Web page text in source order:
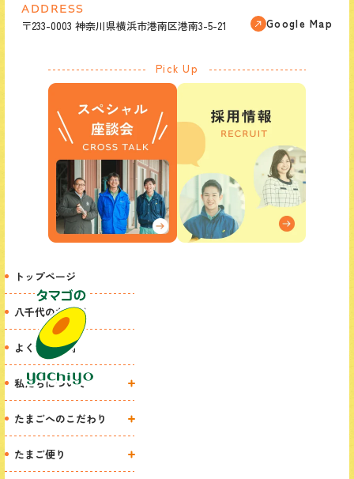
ADDRESS
〒233-0003 神奈川県横浜市港南区港南3-5-21 Google Map
Pick Up
トップページ
八千代のたまご
よくある質問
私たちについて
八千代の想い
代表挨拶
環境・地域への取り組み
たまごへのこだわり
たまご物語
産地紹介
たまご便り